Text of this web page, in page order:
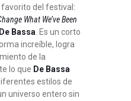
del festival:
What We’ve Been
Bassa. Es un corto
increíble, logra
de la
lo que De Bassa
estilos de
universo entero sin